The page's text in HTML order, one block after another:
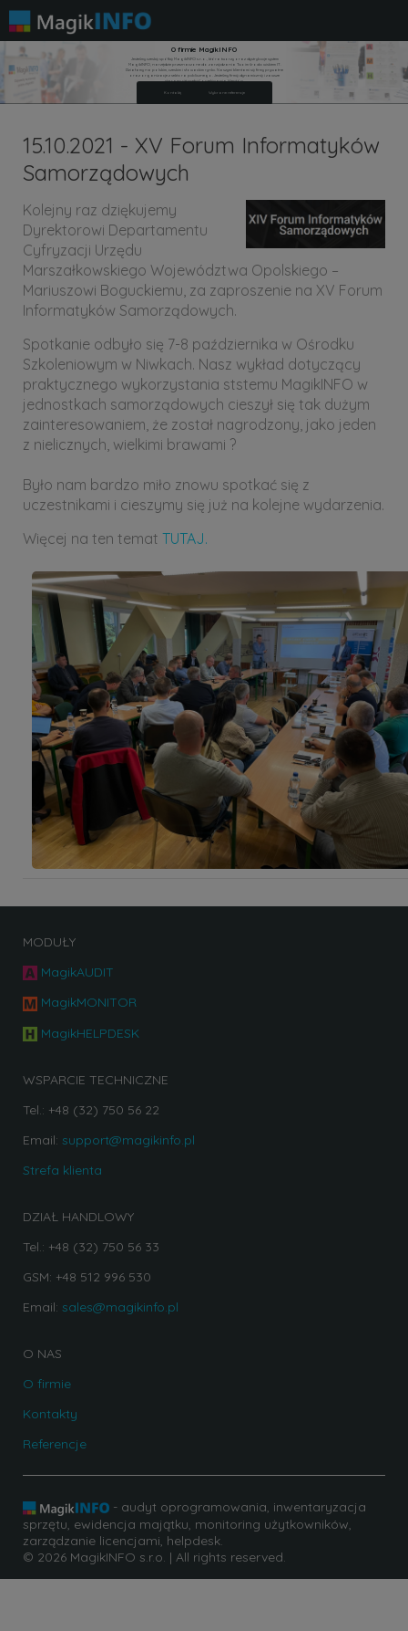
O firmie MagikINFO
Jesteśmy czeską spółką MagikINFO s.r.o., która tworzy oraz dystrybuuje system
MagikINFO, narzędzie przeznaczone do zarządzania Twoim środowiskiem IT.
Działamy na polskim, czeskim i słowackim rynku. Naszymi klientami są firmy prywatne
oraz organizacje z sektora publicznego. Jesteśmy firmą dynamiczną i zawsze
staramy się spełnić oczekiwania klientów.
Kontakty Wybrane referencje
15.10.2021 - XV Forum Informatyków
Samorządowych
Kolejny raz dziękujemy
Dyrektorowi Departamentu
Cyfryzacji Urzędu
Marszałkowskiego Województwa Opolskiego –
Mariuszowi Boguckiemu, za zaproszenie na XV Forum
Informatyków Samorządowych.
Spotkanie odbyło się 7-8 października w Ośrodku
Szkoleniowym w Niwkach. Nasz wykład dotyczący
praktycznego wykorzystania ststemu MagikINFO w
jednostkach samorządowych cieszył się tak dużym
zainteresowaniem, że został nagrodzony, jako jeden
z nielicznych, wielkimi brawami ?
Było nam bardzo miło znowu spotkać się z
uczestnikami i cieszymy się już na kolejne wydarzenia.
Więcej na ten temat TUTAJ.
MODUŁY
MagikAUDIT
MagikMONITOR
MagikHELPDESK
WSPARCIE TECHNICZNE
Tel.: +48 (32) 750 56 22
Email: support@magikinfo.pl
Strefa klienta
DZIAŁ HANDLOWY
Tel.: +48 (32) 750 56 33
GSM: +48 512 996 530
Email: sales@magikinfo.pl
O NAS
O firmie
Kontakty
Referencje
- audyt oprogramowania, inwentaryzacja
sprzętu, ewidencja majątku, monitoring użytkowników,
zarządzanie licencjami, helpdesk.
© 2026 MagikINFO s.r.o. | All rights reserved.